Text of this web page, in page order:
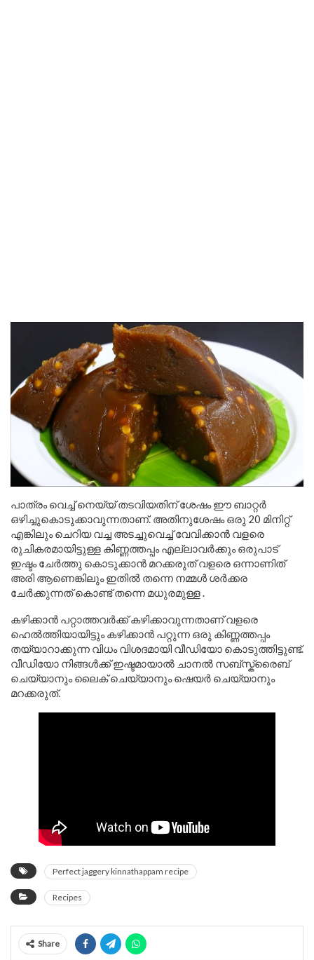
പാത്രം വെച്ച് നെയ്യ് തടവിയതിന് ശേഷം ഈ ബാറ്റർ
ഒഴിച്ചുകൊടുക്കാവുന്നതാണ്. അതിനുശേഷം ഒരു 20 മിനിറ്റ്
എങ്കിലും ചെറിയ വച്ച അടച്ചുവെച്ച് വേവിക്കാൻ വളരെ
രുചികരമായിട്ടുള്ള കിണ്ണത്തപ്പം എല്ലാവർക്കും ഒരുപാട്
ഇഷ്ടം ചേർത്തു കൊടുക്കാൻ മറക്കരുത് വളരെ ഒന്നാണിത്
അരി ആണെങ്കിലും ഇതിൽ തന്നെ നമ്മൾ ശർക്കര
ചേർക്കുന്നത് കൊണ്ട് തന്നെ മധുരമുള്ള .
കഴിക്കാൻ പറ്റാത്തവർക്ക് കഴിക്കാവുന്നതാണ് വളരെ
ഹെൽത്തിയായിട്ടും കഴിക്കാൻ പറ്റുന്ന ഒരു കിണ്ണത്തപ്പം
തയ്യാറാക്കുന്ന വിധം വിശദമായി വീഡിയോ കൊടുത്തിട്ടുണ്ട്.
വീഡിയോ നിങ്ങൾക്ക് ഇഷ്ടമായാൽ ചാനൽ സബ്സ്ക്രൈബ്
ചെയ്യാനും ലൈക് ചെയ്യാനും ഷെയർ ചെയ്യാനും
മറക്കരുത്.
Perfect jaggery kinnathappam recipe
Recipes
Share